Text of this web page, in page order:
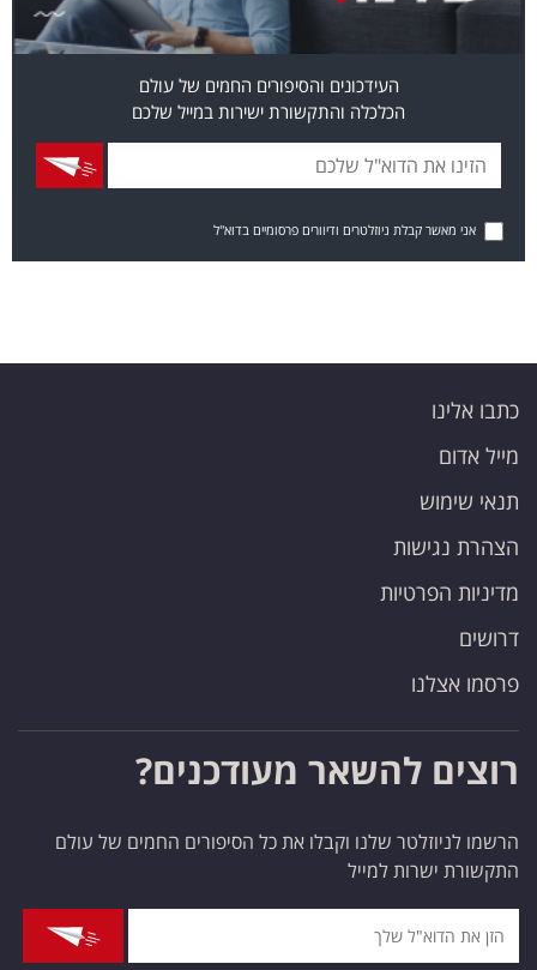
העידכונים והסיפורים החמים של עולם
הכלכלה והתקשורת ישירות במייל שלכם
אני מאשר קבלת ניוזלטרים ודיוורים פרסומיים בדוא"ל
כתבו אלינו
מייל אדום
תנאי שימוש
הצהרת נגישות
מדיניות הפרטיות
דרושים
פרסמו אצלנו
רוצים להשאר מעודכנים?
הרשמו לניוזלטר שלנו וקבלו את כל הסיפורים החמים של עולם
התקשורת ישרות למייל